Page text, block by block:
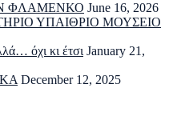
ΦΛΑΜΕΝΚΟ June 16, 2026
ΥΠΑΙΘΡΙΟ ΜΟΥΣΕΙΟ
όχι κι έτσι January 21,
December 12, 2025